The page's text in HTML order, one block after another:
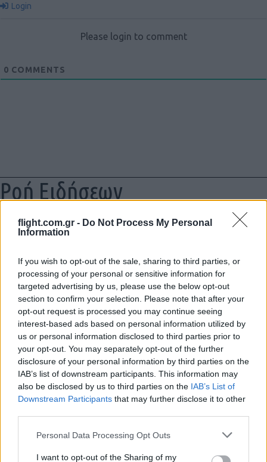
flight.com.gr - Do Not Process My Personal
Information
If you wish to opt-out of the sale, sharing to third parties, or
processing of your personal or sensitive information for
targeted advertising by us, please use the below opt-out
section to confirm your selection. Please note that after your
opt-out request is processed you may continue seeing
interest-based ads based on personal information utilized by
us or personal information disclosed to third parties prior to
your opt-out. You may separately opt-out of the further
disclosure of your personal information by third parties on the
IAB’s list of downstream participants. This information may
also be disclosed by us to third parties on the IAB’s List of
Downstream Participants that may further disclose it to other
Please note that this website/app uses one or more Google
not limited to your visit or usage behaviour. You may click to
Personal Data Processing Opt Outs
I want to opt-out of the Sharing of my
Ροή Ειδήσεων
της πολυεπίπεδο «Θόλο» αεράμυνας – οι
προκλήσεις για την Ελλάδα
21:05
Μη επανδρωμένα επιφανείας Magura
εξαπέλυσαν drones κατά ρωσικών
ραντάρ στην Κριμαία – βίντεο
Login
Please login to comment
0 COMMENTS